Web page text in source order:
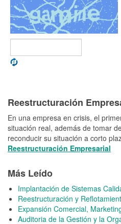
Reestructuración
En una empresa en crisis, el
situación real, además de tomar
reconducir su situación a corto
Reestructuración Empresarial
Más Leído
Implantación de Sistemas
Reestructuración y
Expansión Comercial,
Auditoria de la Gestión y la